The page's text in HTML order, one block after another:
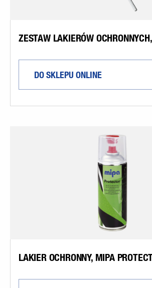
ZESTAW LAKIERÓW
DO SKLEPU ONLINE
LAKIER OCHRONNY, MIPA